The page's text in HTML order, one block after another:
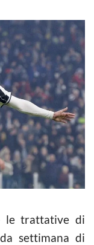
le trattative di
settimana di